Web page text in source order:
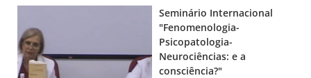
Seminário Internacional
"Fenomenologia-
Psicopatologia-
Neurociências: e a
consciência?"